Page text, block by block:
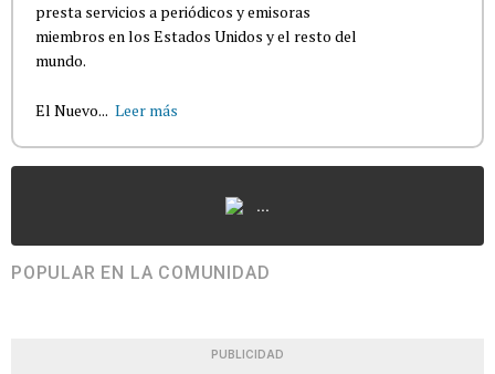
presta servicios a periódicos y emisoras
miembros en los Estados Unidos y el resto del
mundo.
El Nuevo... Leer más
...
POPULAR EN LA COMUNIDAD
PUBLICIDAD